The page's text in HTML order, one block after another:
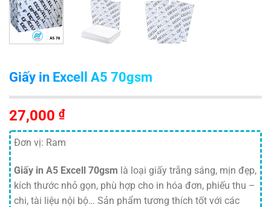
Giấy in Excell A5 70gsm
27,000 ₫
Đơn vị: Ram
Giấy in A5 Excell 70gsm là loại giấy trắng sáng, mịn đẹp,
kích thước nhỏ gọn, phù hợp cho in hóa đơn, phiếu thu –
chi, tài liệu nội bộ… Sản phẩm tương thích tốt với các